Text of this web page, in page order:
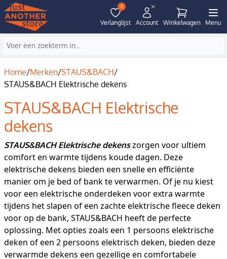
0
Verlanglijst Account Winkelwagen Menu
Home/Merken/STAUS&BACH/
STAUS&BACH Elektrische dekens
STAUS&BACH Elektrische
dekens
STAUS&BACH Elektrische dekenszorgen voor ultiem
comfort en warmte tijdens koude dagen. Deze
elektrische dekens bieden een snelle en efficiënte
manier om je bed of bank te verwarmen. Of je nu kiest
voor een elektrische onderdeken voor extra warmte
tijdens het slapen of een zachte elektrische fleece deken
voor op de bank, STAUS&BACH heeft de perfecte
oplossing. Met opties zoals een 1 persoons elektrische
deken of een 2 persoons elektrisch deken, bieden deze
verwarmde dekens een gezellige en comfortabele